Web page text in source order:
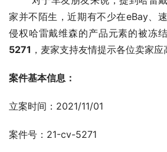
家并不陌生，近期有不少在eBay、
侵权哈雷戴维森的产品元素的被冻
5271 ，麦家支持友情提示各位卖家应
案件基本信息：
立案时间：2021/11/01
案件号：21-cv-5271